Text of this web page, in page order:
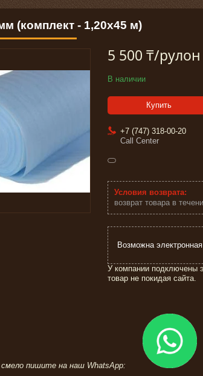
(комплект - 1,20х45 м)
5 500 ₸/рулон
В наличии
Купить
+7 (747) 318-00-20
Call Center
возврат товара в
У компании подключены
товар не покидая сайта.
смело пишите на наш WhatsApp: